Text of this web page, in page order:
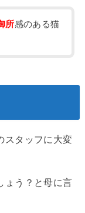
所感のある猫
スタッフに大変
ょう？と母に言